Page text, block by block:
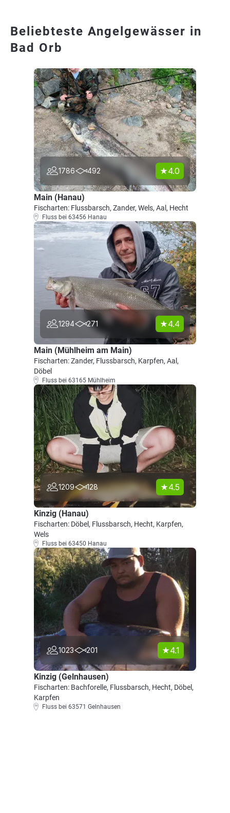
Beliebteste Angelgewässer in
Bad Orb
1786 492 4.0
Main (Hanau)
Fischarten: Flussbarsch, Zander, Wels, Aal, Hecht
Fluss bei 63456 Hanau
1294 271 4.4
Main (Mühlheim am Main)
Fischarten: Zander, Flussbarsch, Karpfen, Aal,
Döbel
Fluss bei 63165 Mühlheim
1209 128 4.5
Kinzig (Hanau)
Fischarten: Döbel, Flussbarsch, Hecht, Karpfen,
Wels
Fluss bei 63450 Hanau
1023 201 4.1
Kinzig (Gelnhausen)
Fischarten: Bachforelle, Flussbarsch, Hecht, Döbel,
Karpfen
Fluss bei 63571 Gelnhausen